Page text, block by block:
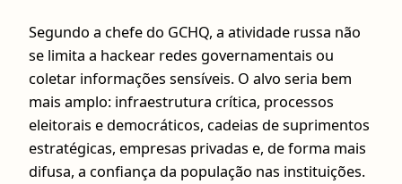
Segundo a chefe do GCHQ, a atividade russa não
se limita a hackear redes governamentais ou
coletar informações sensíveis. O alvo seria bem
mais amplo: infraestrutura crítica, processos
eleitorais e democráticos, cadeias de suprimentos
estratégicas, empresas privadas e, de forma mais
difusa, a confiança da população nas instituições.